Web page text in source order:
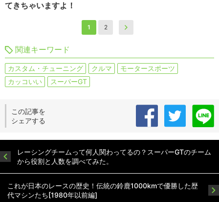
てきちゃいますよ！
1 2
関連キーワード
カスタム・チューニング クルマ
モータースポーツ
カッコいい
スーパーGT
この記事を
シェアする
レーシングチームって何人関わってるの？スーパーGTのチーム
から役割と人数を調べてみた。
これが日本のレースの歴史！伝統の鈴鹿1000kmで優勝した歴
代マシンたち[1980年以前編]